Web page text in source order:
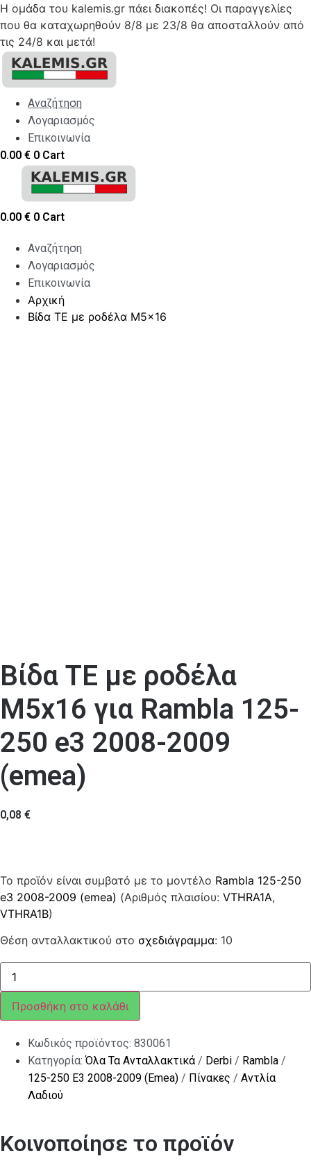
Η ομάδα του kalemis.gr πάει διακοπές! Οι παραγγελίες
που θα καταχωρηθούν 8/8 με 23/8 θα αποσταλλούν από
τις 24/8 και μετά!
Skip
content
Αναζήτηση
Λογαριασμός
Επικοινωνία
0.00 € 0 Cart
0.00 € 0 Cart
Αναζήτηση
Λογαριασμός
Επικοινωνία
Αρχική
Βίδα ΤΕ με ροδέλα M5x16
Βίδα ΤΕ με ροδέλα
M5x16 για Rambla 125-
250 e3 2008-2009
(emea)
0,08 €
Το προϊόν είναι συμβατό με το μοντέλο Rambla 125-250
e3 2008-2009 (emea) (Αριθμός πλαισίου: VTHRA1A,
VTHRA1B)
Θέση ανταλλακτικού στο σχεδιάγραμμα: 10
Βίδα
ΤΕ
με
ροδέλα
M5x16
ποσότητα
Προσθήκη στο καλάθι
Κωδικός προϊόντος: 830061
Κατηγορία:Όλα Τα Ανταλλακτικά/ Derbi / Rambla /
125-250 E3 2008-2009 (Emea) / Πίνακες / Αντλία
Λαδιού
Κοινοποίησε το προϊόν